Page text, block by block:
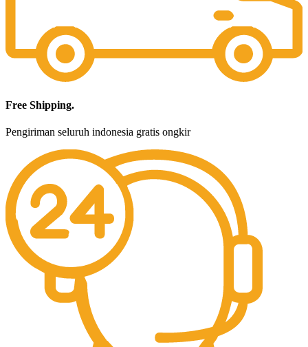
Free Shipping.
Pengiriman seluruh indonesia gratis ongkir